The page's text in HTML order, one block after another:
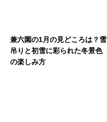
兼六園の1月の見どころは？雪
吊りと初雪に彩られた冬景色
の楽しみ方